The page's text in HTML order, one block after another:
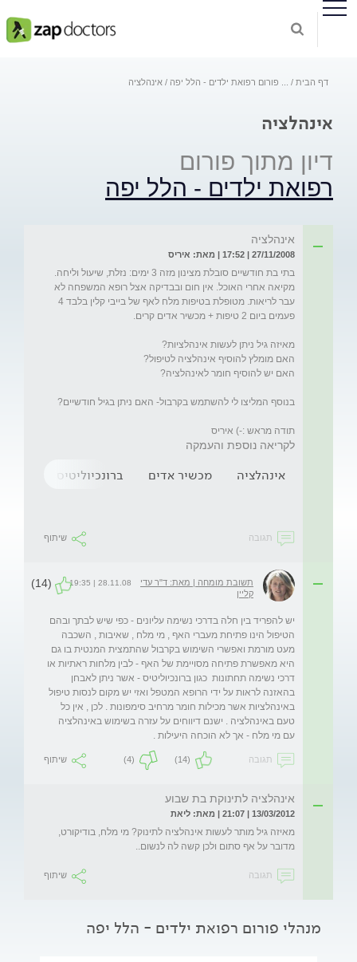
דף הבית פורום רפואת ילדים - הלל יפה אינהלציה
אינהלציה
דיון מתוך פורום
רפואת ילדים - הלל יפה
אינהלציה
27/11/2008 | 17:52 | מאת: איריס
בתי בת חודשיים סובלת מצינון מזה 3 ימים: נזלת, שיעול וליחה.
מקיאה אחרי האוכל. אין חום ובבדיקה אצל רופא המשפחה לא
תודה מראש :-) איריס
לקריאה נוספת והעמקה
אינהלציה מכשיר אדים ברונכיוליטיס
תגובה שיתוף
תשובת מומחה | מאת: ד"ר עדי
קליין
28.11.08 | 19:35
(14)
יש להפריד בין חלה בדרכי נשימה עליונים - כפי שיש לבתך ובהם
הטיפול הינו פתיחת מעברי האף , מי מלח , שאיבות , השכבה
מעט מורמת ואפשרי השימוש בקרבול שהתמצית המנטית בו גם
היא מאפשרת פתיחה מסויימת של האף - לבין מלחות ראתיות או
דרכי נשימה תחתונות  כגון ברונכיוליטיס - אשר ניתן לאבחן
בהאזנה לראות על ידי הרופא המטפל ואזי יש מקום לנסות טיפול
באינהלציות אשר מכילות חומר מרחיב סימפונות . לכן , אין כל
טעם באינהלציה . ישנם דיווחים על עזרה בשימוש באינהלציה
עם מי מלח - אך לא הוכחה היעילות .
תגובה (14)
(4) שיתוף
אינהלציה לתינוקת בת שבוע
13/03/2012 | 21:07 | מאת: ליאת
מאיזה גיל מותר לעשות אינהלציה לתינוק? מי מלח, בודיקורט,
מדובר על אף סתום ולכן קשה לה לנשום..
תגובה שיתוף
מנהלי פורום רפואת ילדים - הלל יפה